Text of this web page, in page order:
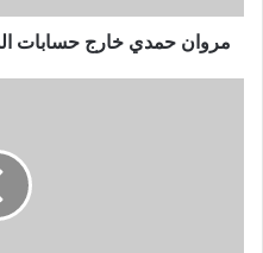
الأهلي
مروان حمدي خارج حسابات